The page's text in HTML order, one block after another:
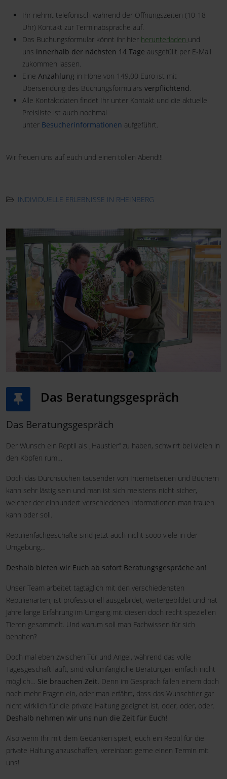
Ihr nehmt telefonisch während der Öffnungszeiten (10-18
Uhr) Kontakt zur Terminabsprache auf.
Das Buchungsformular könnt ihr hier herunterladen und
uns innerhalb der nächsten 14 Tage ausgefüllt per E-Mail
zukommen lassen.
Eine Anzahlung in Höhe von 149,00 Euro ist mit
Übersendung des Buchungsformulars verpflichtend
Alle Kontaktdaten findet Ihr unter Kontakt und die aktuelle
Preisliste ist auch nochmal
unter Besucherinformationen aufgeführt.
Wir freuen uns auf euch und einen tollen Abend!!!
INDIVIDUELLE ERLEBNISSE IN RHEINBERG
Das Beratungsgespräch
Das Beratungsgespräch
Der Wunsch ein Reptil als „Haustier“ zu haben, schwirrt bei vielen in
den Köpfen rum…
Doch das Durchsuchen tausender von Internetseiten und Büchern
kann sehr lästig sein und man ist sich meistens nicht sicher,
welcher der einhundert verschiedenen Informationen man trauen
kann oder soll.
Reptilienfachgeschäfte sind jetzt auch nicht sooo viele in der
Umgebung…
Deshalb bieten wir Euch ab sofort Beratungsgespräche an!
Unser Team arbeitet tagtäglich mit den verschiedensten
Reptilienarten, ist professionell ausgebildet, weitergebildet und hat
Jahre lange Erfahrung im Umgang mit diesen doch recht speziellen
Tieren gesammelt. Und warum soll man Fachwissen für sich
behalten?
Doch mal eben zwischen Tür und Angel, während das volle
Tagesgeschäft läuft, sind vollumfängliche Beratungen einfach nicht
möglich… Sie brauchen Zeit. Denn im Gespräch fallen einem doch
noch mehr Fragen ein, oder man erfährt, dass das Wunschtier gar
nicht wirklich für die private Haltung geeignet ist, oder, oder, oder.
Deshalb nehmen wir uns nun die Zeit für Euch!
Also wenn Ihr mit dem Gedanken spielt, euch ein Reptil für die
private Haltung anzuschaffen, vereinbart gerne einen Termin mit
uns!